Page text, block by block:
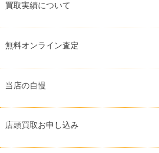
買取実績について
無料オンライン査定
当店の自慢
店頭買取お申し込み